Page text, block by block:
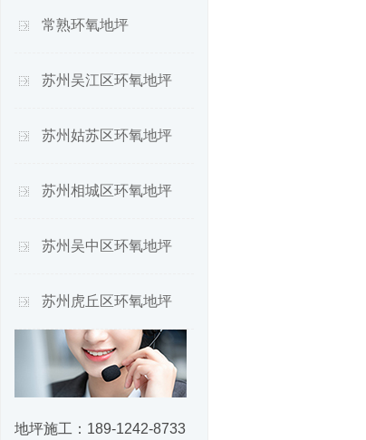
常熟环氧地坪
苏州吴江区环氧地坪
苏州姑苏区环氧地坪
苏州相城区环氧地坪
苏州吴中区环氧地坪
苏州虎丘区环氧地坪
地坪施工： 189-1242-8733